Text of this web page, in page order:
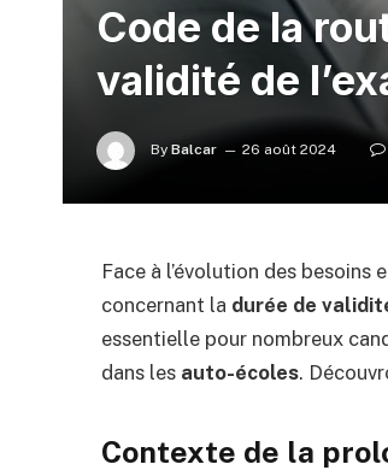
Code de la
validité de
By Balcar 26 août 2024
Face à l’évolution des
concernant la durée de
essentielle pour nombreux
dans les auto-écoles.
Contexte de la